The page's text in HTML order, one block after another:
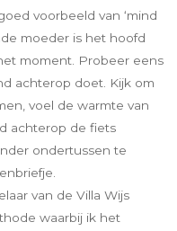
voorbeeld van ‘mind
moeder is het hoofd
moment. Probeer eens
achterop doet. Kijk om
voel de warmte van
achterop de fiets
ondertussen te
van de Villa Wijs
waarbij ik het